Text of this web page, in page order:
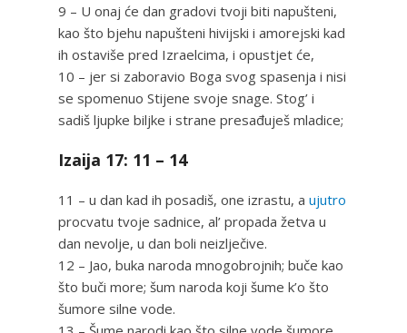
9 – U onaj će dan gradovi tvoji biti napušteni,
kao što bjehu napušteni hivijski i amorejski kad
ih ostaviše pred Izraelcima, i opustjet će,
10 – jer si zaboravio Boga svog spasenja i nisi
se spomenuo Stijene svoje snage. Stog’ i
sadiš ljupke biljke i strane presađuješ mladice;
Izaija 17: 11 – 14
11 – u dan kad ih posadiš, one izrastu, a ujutro
procvatu tvoje sadnice, al’ propada žetva u
dan nevolje, u dan boli neizlječive.
12 – Jao, buka naroda mnogobrojnih; buče kao
što buči more; šum naroda koji šume k’o što
šumore silne vode.